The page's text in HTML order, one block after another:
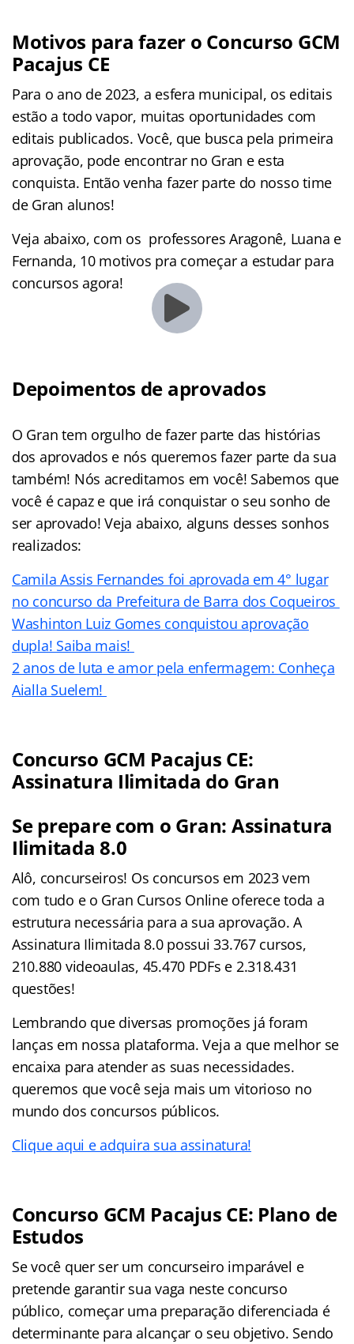
Motivos para fazer o Concurso GCM
Pacajus CE
Para o ano de 2023, a esfera municipal, os editais
estão a todo vapor, muitas oportunidades com
editais publicados. Você, que busca pela primeira
aprovação, pode encontrar no Gran e esta
conquista. Então venha fazer parte do nosso time
de Gran alunos!
Veja abaixo, com os professores Aragonê, Luana e
Fernanda, 10 motivos pra começar a estudar para
concursos agora!
Depoimentos de aprovados
O Gran tem orgulho de fazer parte das histórias
dos aprovados e nós queremos fazer parte da sua
também! Nós acreditamos em você! Sabemos que
você é capaz e que irá conquistar o seu sonho de
ser aprovado! Veja abaixo, alguns desses sonhos
realizados:
Camila Assis Fernandes foi aprovada em 4° lugar
no concurso da Prefeitura de Barra dos Coqueiros
Washinton Luiz Gomes conquistou aprovação
dupla! Saiba mais!
2 anos de luta e amor pela enfermagem: Conheça
Aialla Suelem!
Concurso GCM Pacajus CE:
Assinatura Ilimitada do Gran
Se prepare com o Gran: Assinatura
Ilimitada 8.0
Alô, concurseiros! Os concursos em 2023 vem
com tudo e o Gran Cursos Online oferece toda a
estrutura necessária para a sua aprovação. A
Assinatura Ilimitada 8.0 possui 33.767 cursos,
210.880 videoaulas, 45.470 PDFs e 2.318.431
questões!
Lembrando que diversas promoções já foram
lanças em nossa plataforma. Veja a que melhor se
encaixa para atender as suas necessidades.
queremos que você seja mais um vitorioso no
mundo dos concursos públicos.
Clique aqui e adquira sua assinatura!
Concurso GCM Pacajus CE: Plano de
Estudos
Se você quer ser um concurseiro imparável e
pretende garantir sua vaga neste concurso
público, começar uma preparação diferenciada é
determinante para alcançar o seu objetivo. Sendo